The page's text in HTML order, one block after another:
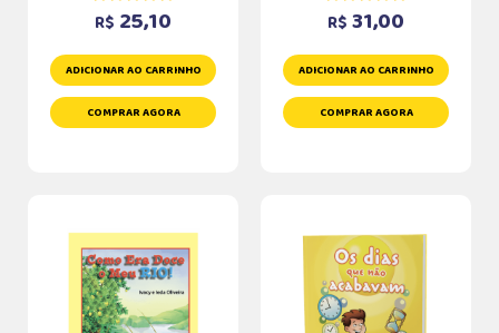
R$ 25,10
ADICIONAR AO CARRINHO
COMPRAR AGORA
R$ 31,00
ADICIONAR AO CARRINHO
COMPRAR AGORA